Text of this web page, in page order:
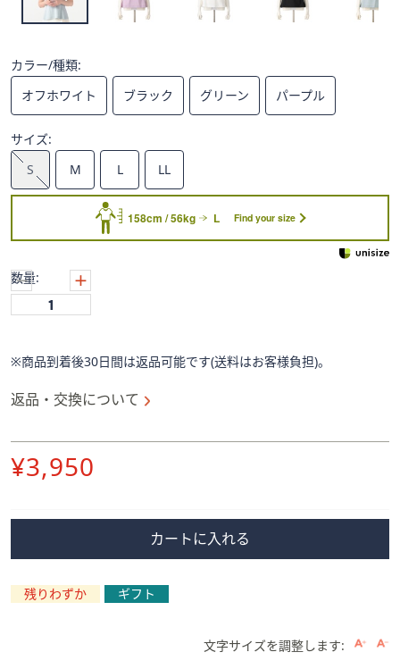
ス
イ
て
閲
覧
で
ま
カラー/種類:
オフホワイト
ブラック グリーン パープル
サイズ:
S
M L LL
158cm / 56kg L Find your size
数量:
※商品到着後30日間は返品可能です(送料はお客様負担)。
返品・交換について
削
¥3,950
カートに入れる
残りわずか ギフト
文字サイズを調整します: